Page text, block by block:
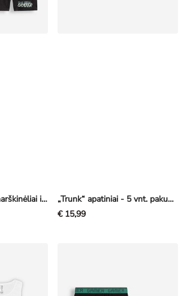
pižamos rinkinys: marškinėliai ir šortai - Raštų mišinys - įvairių spalvų
„Trunk“ apatiniai - 5 vnt. pakuotė
€ 15,99